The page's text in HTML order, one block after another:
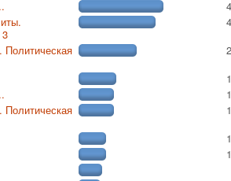
Политическая
Политическая